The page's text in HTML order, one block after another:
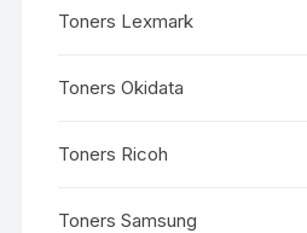
Toners Lexmark
Toners Okidata
Toners Ricoh
Toners Samsung